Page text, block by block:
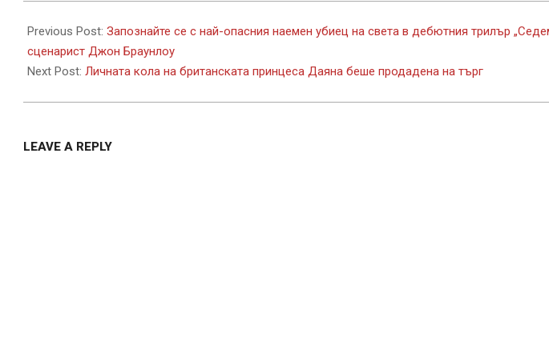
08-
26
Previous Post: Запознайте се с най-опасния наемен убиец на света в дебютния трилър
сценарист Джон Браунлоу
Next Post: Личната кола на британската принцеса Даяна беше продадена на търг
LEAVE A REPLY